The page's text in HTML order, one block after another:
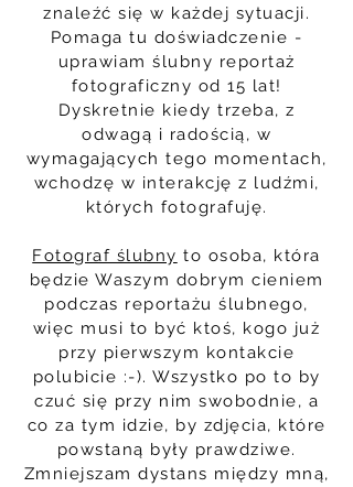
znaleźć się w każdej sytuacji.
Pomaga tu doświadczenie -
uprawiam ślubny reportaż
fotograficzny od 15 lat!
Dyskretnie kiedy trzeba, z
odwagą i radością, w
wymagających tego momentach,
wchodzę w interakcję z ludźmi,
których fotografuję.
Fotograf ślubny to osoba, która
będzie Waszym dobrym cieniem
podczas reportażu ślubnego,
więc musi to być ktoś, kogo już
przy pierwszym kontakcie
polubicie :-). Wszystko po to by
czuć się przy nim swobodnie, a
co za tym idzie, by zdjęcia, które
powstaną były prawdziwe.
Zmniejszam dystans między mną,